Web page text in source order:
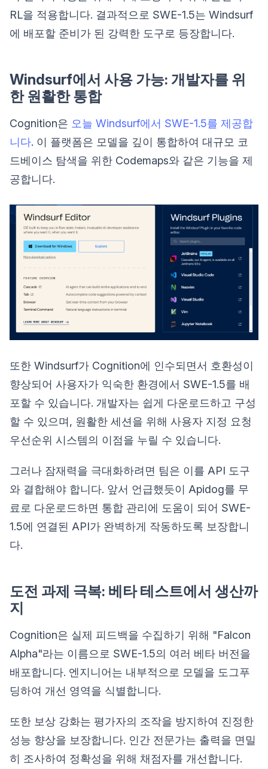
RL을 적용합니다. 결과적으로 SWE-1.5는 Windsurf
에 배포할 준비가 된 강력한 도구로 등장합니다.
Windsurf에서 사용 가능: 개발자를 위
한 원활한 통합
Cognition은 오늘 Windsurf에서 SWE-1.5를 제공합
니다. 이 플랫폼은 모델을 깊이 통합하여 대규모 코
드베이스 탐색을 위한 Codemaps와 같은 기능을 제
공합니다.
또한 Windsurf가 Cognition에 인수되면서 호환성이
향상되어 사용자가 익숙한 환경에서 SWE-1.5를 배
포할 수 있습니다. 개발자는 쉽게 다운로드하고 구성
할 수 있으며, 원활한 세션을 위해 사용자 지정 요청
우선순위 시스템의 이점을 누릴 수 있습니다.
그러나 잠재력을 극대화하려면 팀은 이를 API 도구
와 결합해야 합니다. 앞서 언급했듯이 Apidog를 무
료로 다운로드하면 통합 관리에 도움이 되어 SWE-
1.5에 연결된 API가 완벽하게 작동하도록 보장합니
다.
도전 과제 극복: 베타 테스트에서 생산까
지
Cognition은 실제 피드백을 수집하기 위해 "Falcon
Alpha"라는 이름으로 SWE-1.5의 여러 베타 버전을
배포합니다. 엔지니어는 내부적으로 모델을 도그푸
딩하여 개선 영역을 식별합니다.
또한 보상 강화는 평가자의 조작을 방지하여 진정한
성능 향상을 보장합니다. 인간 전문가는 출력을 면밀
히 조사하여 정확성을 위해 채점자를 개선합니다.